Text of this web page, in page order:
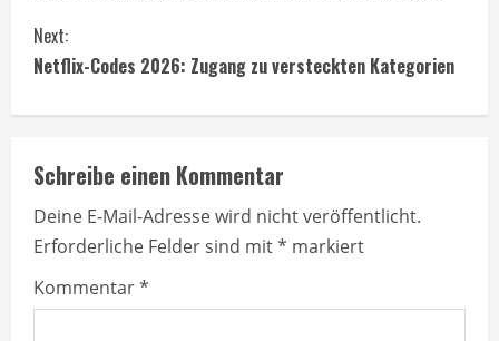
o
n
t
i
n
u
e
Next:
Netflix-Codes 2026: Zugang zu versteckten Kategorien
Schreibe einen Kommentar
Deine E-Mail-Adresse wird nicht veröffentlicht.
Erforderliche Felder sind mit* markiert
Kommentar*